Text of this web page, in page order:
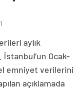
aylık
Ocak-
emniyet verilerini
açıklamada